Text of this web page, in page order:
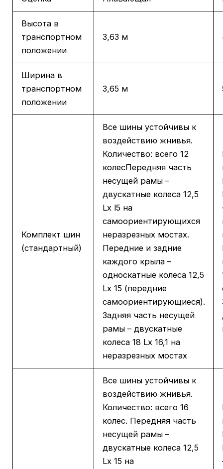
Высота в
транспортном
положении
3,63 м
Ширина в
транспортном
положении
3,65 м
Комплект шин
(стандартный)
Все шины устойчивы к
воздействию жнивья.
Количество: всего 12
колесПередняя часть
несущей рамы –
двускатные колеса 12,5
Lx l5 на
самоориентирующихся
неразрезных мостах.
Передние и задние
каждого крыла –
односкатные колеса 12,5
Lx 15 (передние
самоориентирующиеся).
Задняя часть несущей
рамы – двускатные
колеса 18 Lx 16,1 на
неразрезных мостах
Все шины устойчивы к
воздействию жнивья.
Количество: всего 16
колес. Передняя часть
несущей рамы –
двускатные колеса 12,5
Lx 15 на